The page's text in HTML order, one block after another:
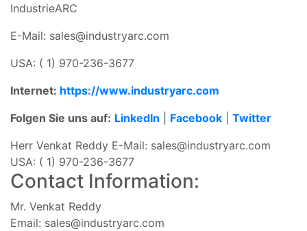
IndustrieARC
E-Mail: sales@industryarc.com
USA: ( 1) 970-236-3677
Internet: https://www.industryarc.com
Folgen Sie uns auf: LinkedIn Facebook
Twitter
Herr Venkat Reddy E-Mail: sales@industryarc.com
USA: ( 1) 970-236-3677
Contact Information:
Mr. Venkat Reddy
Email: sales@industryarc.com